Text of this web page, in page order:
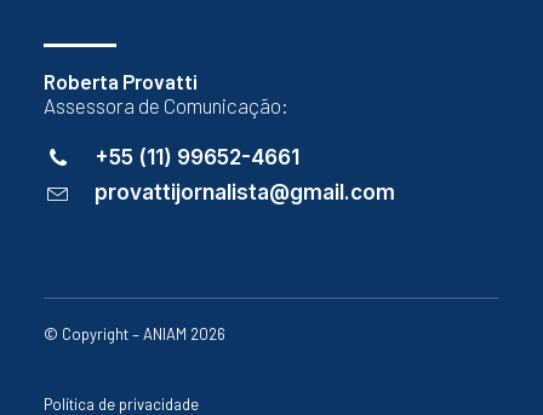
Roberta Provatti
Assessora de Comunicação:
+55 (11) 99652-4661
provattijornalista@gmail.com
© Copyright – ANIAM 2026
Política de privacidade